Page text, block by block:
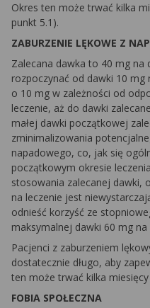
Okres ten może trwać kilka
punkt 5.1).
ZABURZENIE LĘKOWE Z
Zalecana dawka to 40 mg na
rozpoczynać od dawki 10
o 10 mg w zależności od
leczenie, aż do dawki
małej dawki początkowej
zminimalizowania
napadowego, co, jak się
początkowym okresie
stosowania zalecanej dawki,
na leczenie jest
odnieść korzyść ze
maksymalnej dawki 60 mg na
Pacjenci z zaburzeniem
dostatecznie długo, aby
ten może trwać kilka
FOBIA SPOŁECZNA